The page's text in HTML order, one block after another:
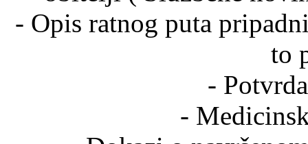
- Opis ratnog puta
to
-
-